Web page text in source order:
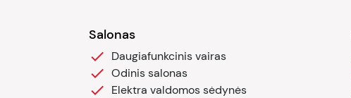
Salonas
Daugiafunkcinis vairas
Odinis salonas
Elektra valdomos sėdynės